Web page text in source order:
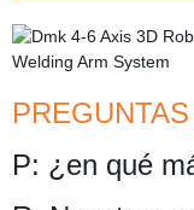
P: ¿en qué